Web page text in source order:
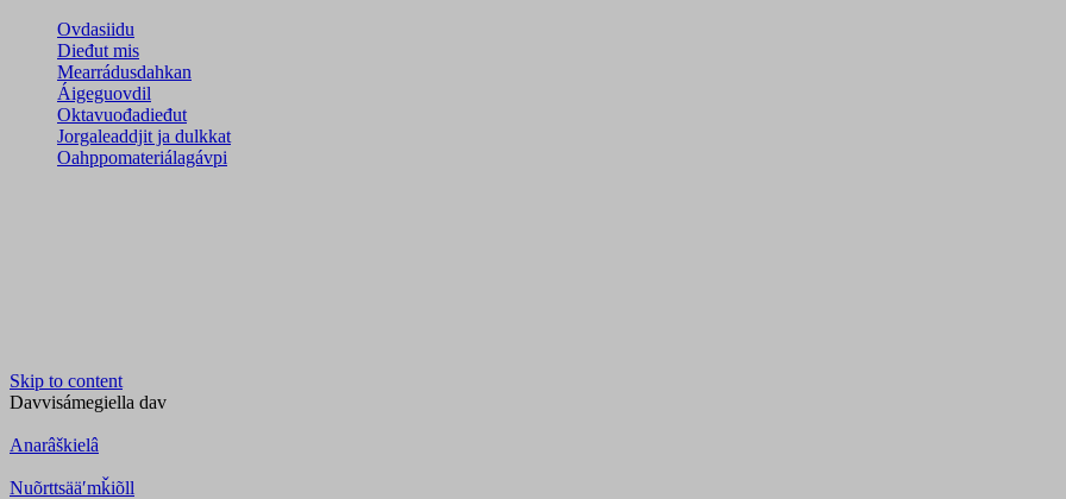
Ovdasiidu
Dieđut mis
Mearrádusdahkan
Áigeguovdil
Oktavuođadieđut
Jorgaleaddjit ja dulkkat
Oahppomateriálagávpi
Skip to content
Davvisámegiella dav
Anarâškielâ
Nuõrttsääʹmǩiõll